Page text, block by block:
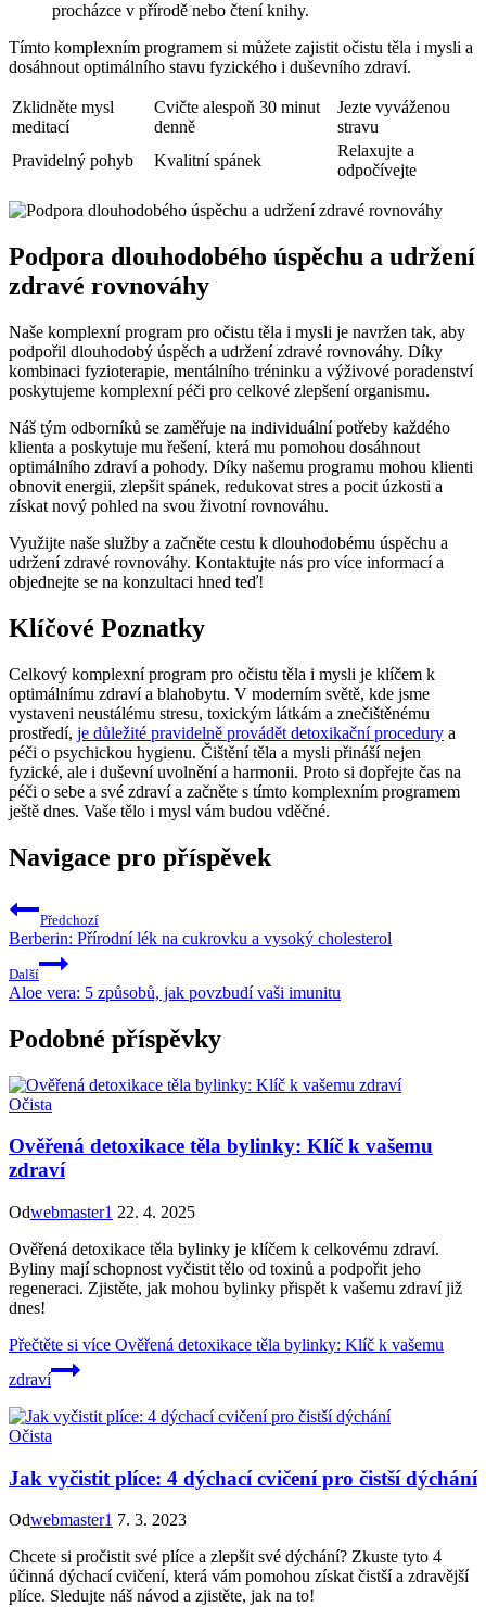
procházce v přírodě nebo čtení knihy.
Tímto komplexním programem si můžete zajistit očistu těla i mysli a
dosáhnout optimálního stavu fyzického i duševního zdraví.
Zklidněte mysl
meditací
Cvičte alespoň 30 minut
denně
Jezte vyváženou
stravu
Pravidelný pohyb
Kvalitní spánek
Relaxujte a
odpočívejte
Podpora dlouhodobého úspěchu a udržení
zdravé rovnováhy
Naše komplexní program pro očistu těla i mysli je navržen tak, aby
podpořil dlouhodobý úspěch a udržení zdravé rovnováhy. Díky
kombinaci fyzioterapie, mentálního tréninku a výživové poradenství
poskytujeme komplexní péči pro celkové zlepšení organismu.
Náš tým odborníků se zaměřuje na individuální potřeby každého
klienta a poskytuje mu řešení, která mu pomohou dosáhnout
optimálního zdraví a pohody. Díky našemu programu mohou klienti
obnovit energii, zlepšit spánek, redukovat stres a pocit úzkosti a
získat nový pohled na svou životní rovnováhu.
Využijte naše služby a začněte cestu k dlouhodobému úspěchu a
udržení zdravé rovnováhy. Kontaktujte nás pro více informací a
objednejte se na konzultaci hned teď!
Klíčové Poznatky
Celkový komplexní program pro očistu těla i mysli je klíčem k
optimálnímu zdraví a blahobytu. V moderním světě, kde jsme
vystaveni neustálému stresu, toxickým látkám a znečištěnému
prostředí, je důležité pravidelně provádět detoxikační procedury a
péči o psychickou hygienu. Čištění těla a mysli přináší nejen
fyzické, ale i duševní uvolnění a harmonii. Proto si dopřejte čas na
péči o sebe a své zdraví a začněte s tímto komplexním programem
ještě dnes. Vaše tělo i mysl vám budou vděčné.
Navigace pro příspěvek
Předchozí
Berberin: Přírodní lék na cukrovku a vysoký cholesterol
Další
Aloe vera: 5 způsobů, jak povzbudí vaši imunitu
Podobné příspěvky
Očista
Ověřená detoxikace těla bylinky: Klíč k vašemu
zdraví
Odwebmaster1 22. 4. 2025
Ověřená detoxikace těla bylinky je klíčem k celkovému zdraví.
Byliny mají schopnost vyčistit tělo od toxinů a podpořit jeho
regeneraci. Zjistěte, jak mohou bylinky přispět k vašemu zdraví již
dnes!
Přečtěte si více Ověřená detoxikace těla bylinky: Klíč k vašemu
zdraví
Očista
Jak vyčistit plíce: 4 dýchací cvičení pro čistší dýchání
Odwebmaster1 7. 3. 2023
Chcete si pročistit své plíce a zlepšit své dýchání? Zkuste tyto 4
účinná dýchací cvičení, která vám pomohou získat čistší a zdravější
plíce. Sledujte náš návod a zjistěte, jak na to!